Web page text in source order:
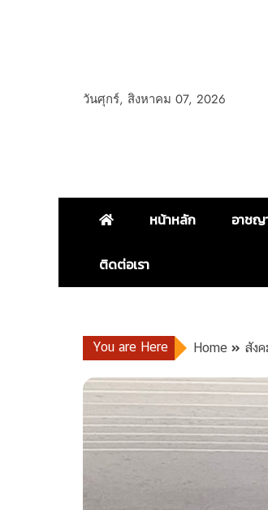
วันศุกร์, สิงหาคม 07, 2026
หน้าหลัก อาชญ
ติดต่อเรา
You are Here Home สัง